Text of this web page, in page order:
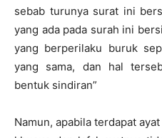
sebab turunya surat ini
yang ada pada surah ini
yang berperilaku buruk
yang sama, dan hal
bentuk sindiran”
Namun, apabila terdapat